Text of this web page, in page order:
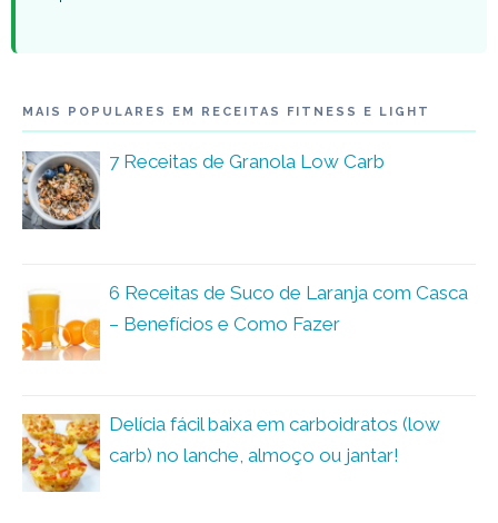
MAIS POPULARES EM RECEITAS FITNESS E LIGHT
7 Receitas de Granola Low Carb
6 Receitas de Suco de Laranja com Casca
– Benefícios e Como Fazer
Delícia fácil baixa em carboidratos (low
carb) no lanche, almoço ou jantar!